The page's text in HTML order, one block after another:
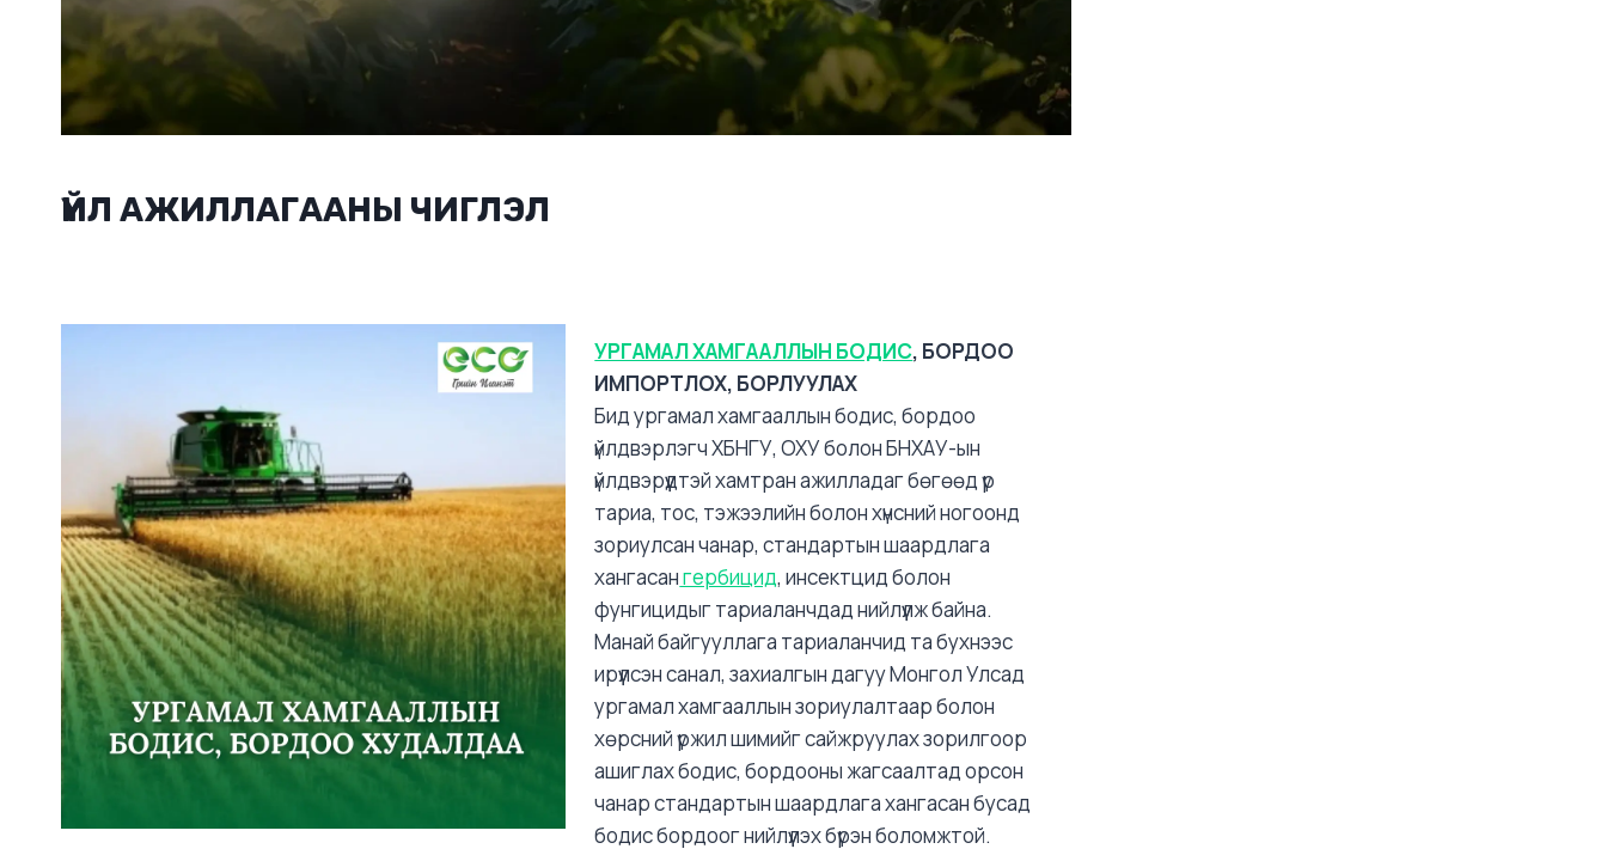
ҮЙЛ АЖИЛЛАГААНЫ ЧИГЛЭЛ
УРГАМАЛ ХАМГААЛЛЫН БОДИС, БОРДОО
ИМПОРТЛОХ, БОРЛУУЛАХ
Бид ургамал хамгааллын бодис, бордоо
үйлдвэрлэгч ХБНГУ, ОХУ болон БНХАУ-ын
үйлдвэрүүдтэй хамтран ажилладаг бөгөөд үр
тариа, тос, тэжээлийн болон хүнсний ногоонд
зориулсан чанар, стандартын шаардлага
хангасангербицид, инсектцид болон
фунгицидыг тариаланчдад нийлүүлж байна.
Манай байгууллага тариаланчид та бухнээс
ирүүлсэн санал, захиалгын дагуу Монгол Улсад
ургамал хамгааллын зориулалтаар болон
хөрсний үржил шимийг сайжруулах зорилгоор
ашиглах бодис, бордооны жагсаалтад орсон
чанар стандартын шаардлага хангасан бусад
бодис бордоог нийлүүлэх бүрэн боломжтой.